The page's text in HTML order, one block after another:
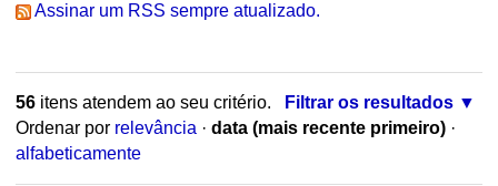
Assinar um RSS sempre atualizado.
56itens atendem ao seu critério.
Filtrar os resultados
Ordenar por relevância · data (mais recente primeiro) ·
alfabeticamente